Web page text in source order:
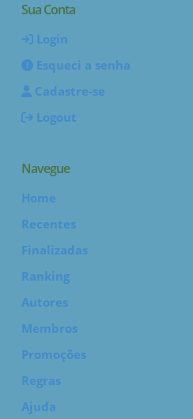
Sua Conta
Login
Esqueci a senha
Cadastre-se
Logout
Navegue
Home
Recentes
Finalizadas
Ranking
Autores
Membros
Promoções
Regras
Ajuda